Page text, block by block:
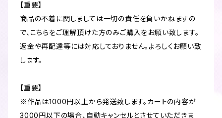
【重要】
商品の不着に関しましては一切の責任を負いかねますの
で、こちらをご理解頂けた方のみご購入をお願い致します。
返金や再配達等には対応しておりません。よろしくお願い致
します。
【重要】
※作品は1000円以上から発送致します。カートの内容が
3000円以下の場合、自動キャンセルとさせていただきま